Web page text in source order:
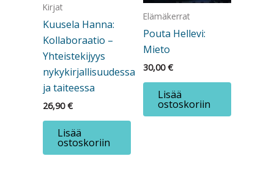
Kirjat
Kuusela Hanna:
Kollaboraatio –
Yhteistekijyys
nykykirjallisuudessa
ja taiteessa
26,90€
Lisää
ostoskoriin
Elämäkerrat
Pouta Hellevi:
Mieto
30,00€
Lisää
ostoskoriin